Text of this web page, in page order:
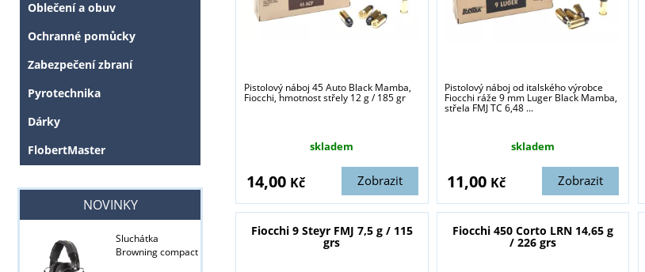
Pistolový náboj 45 Auto Black Mamba,
Fiocchi, hmotnost střely 12 g / 185 gr
skladem
Zobrazit
14,00 Kč
Pistolový náboj od italského výrobce
Fiocchi ráže 9 mm Luger Black Mamba,
střela FMJ TC 6,48 ...
skladem
Zobrazit
11,00 Kč
Fiocchi 9 Steyr FMJ 7,5 g / 115
grs
Fiocchi 450 Corto LRN 14,65 g
/ 226 grs
Oblečení a obuv
Ochranné pomůcky
Zabezpečení zbraní
Pyrotechnika
Dárky
FlobertMaster
NOVINKY
Sluchátka
Browning compact